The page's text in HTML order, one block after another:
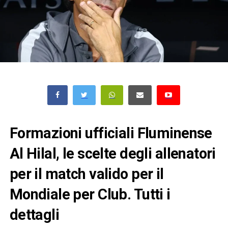
Formazioni ufficiali Fluminense
Al Hilal, le scelte degli allenatori
per il match valido per il
Mondiale per Club. Tutti i
dettagli